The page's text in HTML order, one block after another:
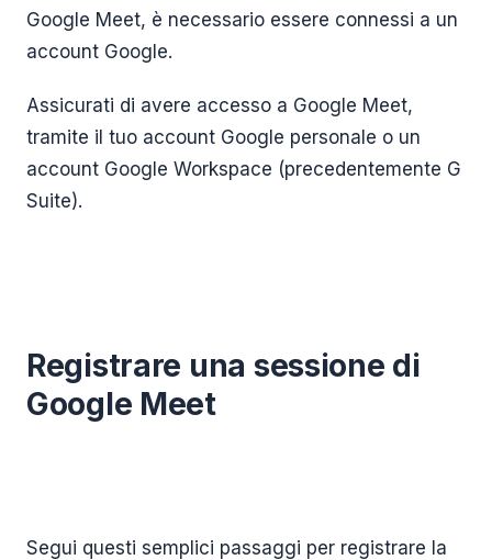
Google Meet, è necessario essere connessi a un
account Google.
Assicurati di avere accesso a Google Meet,
tramite il tuo account Google personale o un
account Google Workspace (precedentemente G
Suite).
Registrare una sessione di
Google Meet
Segui questi semplici passaggi per registrare la